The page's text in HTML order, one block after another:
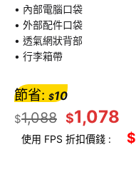
• 內部電腦口袋
• 外部配件口袋
• 透氣網狀背部
• 行李箱帶
$1,088 $1,078
節省: $10
使用 FPS 折扣價錢 : $